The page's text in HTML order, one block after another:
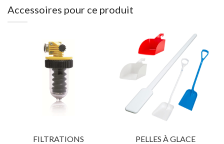
Accessoires pour ce produit
FILTRATIONS
PELLES À GLACE